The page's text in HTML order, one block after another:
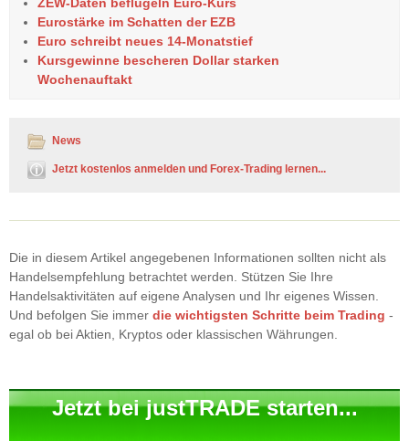
Eurostärke im Schatten der EZB
Euro schreibt neues 14-Monatstief
Kursgewinne bescheren Dollar starken
Wochenauftakt
News
Jetzt kostenlos anmelden und Forex-Trading lernen...
Die in diesem Artikel angegebenen Informationen sollten nicht als
Handelsempfehlung betrachtet werden. Stützen Sie Ihre
Handelsaktivitäten auf eigene Analysen und Ihr eigenes Wissen.
Und befolgen Sie immer die wichtigsten Schritte beim Trading -
egal ob bei Aktien, Kryptos oder klassischen Währungen.
Jetzt bei justTRADE starten...